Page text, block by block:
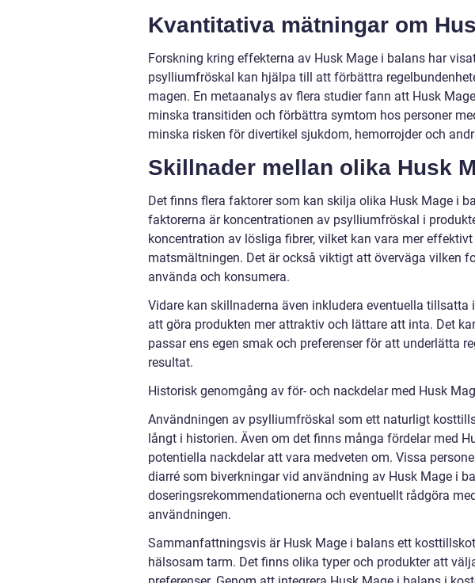
Kvantitativa mätningar om
Forskning kring effekterna av Husk Mage i balans har
psylliumfröskal kan hjälpa till att förbättra
magen. En metaanalys av flera studier fann att Husk
minska transitiden och förbättra symtom hos personer
minska risken för divertikel sjukdom, hemorrojder och
Skillnader mellan olika Husk
Det finns flera faktorer som kan skilja olika Husk Mage i
faktorerna är koncentrationen av psylliumfröskal i
koncentration av lösliga fibrer, vilket kan vara mer
matsmältningen. Det är också viktigt att överväga vilken
använda och konsumera.
Vidare kan skillnaderna även inkludera eventuella
att göra produkten mer attraktiv och lättare att inta. Det
passar ens egen smak och preferenser för att underlätta
resultat.
Historisk genomgång av för- och nackdelar med Husk
Användningen av psylliumfröskal som ett naturligt
långt i historien. Även om det finns många fördelar med
potentiella nackdelar att vara medveten om. Vissa
diarré som biverkningar vid användning av Husk Mage i
doseringsrekommendationerna och eventuellt rådgöra
användningen.
Sammanfattningsvis är Husk Mage i balans ett
hälsosam tarm. Det finns olika typer och produkter att